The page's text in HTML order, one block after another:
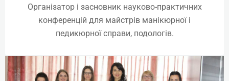
Організатор і засновник науково-практичних
конференцій для майстрів манікюрної і
педикюрної справи, подологів.